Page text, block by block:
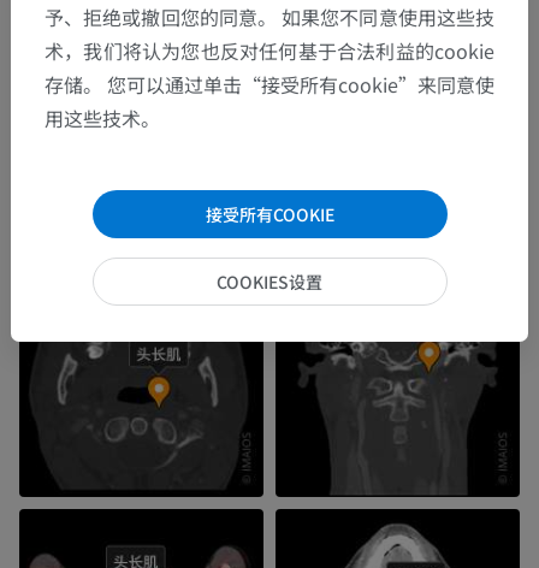
予、拒绝或撤回您的同意。 如果您不同意使用这些技
术，我们将认为您也反对任何基于合法利益的cookie
存储。 您可以通过单击“接受所有cookie”来同意使
用这些技术。
接受所有COOKIE
COOKIES设置